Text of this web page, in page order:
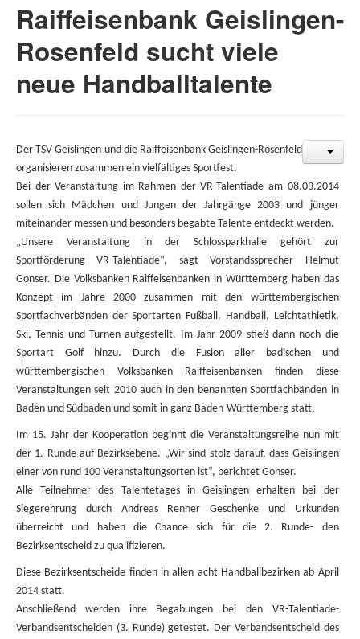
Raiffeisenbank Geislingen-
Rosenfeld sucht viele
neue Handballtalente
DerTSV Geislingen und die Raiffeisenbank Geislingen-Rosenfeld
organisieren zusammen ein vielfältiges Sportfest.
Bei der Veranstaltung im Rahmen der VR-Talentiade am 08.03.2014
sollen sich Mädchen und Jungen der Jahrgänge 2003 und jünger
miteinander messen und besonders begabte Talente entdeckt werden.
„Unsere Veranstaltung in der Schlossparkhalle gehört zur
Sportförderung VR-Talentiade“, sagt Vorstandssprecher Helmut
Gonser. Die Volksbanken Raiffeisenbanken in Württemberg haben das
Konzept im Jahre 2000 zusammen mit den württembergischen
Sportfachverbänden der Sportarten Fußball, Handball, Leichtathletik,
Ski, Tennis und Turnen aufgestellt. Im Jahr 2009 stieß dann noch die
Sportart Golf hinzu. Durch die Fusion aller badischen und
württembergischen Volksbanken Raiffeisenbanken finden diese
Veranstaltungen seit 2010 auch in den benannten Sportfachbänden in
Baden und Südbaden und somit in ganz Baden-Württemberg statt.
Im 15. Jahr der Kooperation beginnt die Veranstaltungsreihe nun mit
der 1. Runde auf Bezirksebene. „Wir sind stolz darauf, dass Geislingen
einer von rund 100 Veranstaltungsorten ist“, berichtet Gonser.
Alle Teilnehmer des Talentetages inGeislingenerhalten bei der
Siegerehrung durch Andreas Renner Geschenke und Urkunden
überreicht und haben die Chance sich für die 2. Runde- den
Bezirksentscheid zu qualifizieren.
Diese Bezirksentscheide finden in allen acht Handballbezirken ab April
2014 statt.
Anschließend werden ihre Begabungen bei den VR-Talentiade-
Verbandsentscheiden (3. Runde) getestet. Der Verbandsentscheid des